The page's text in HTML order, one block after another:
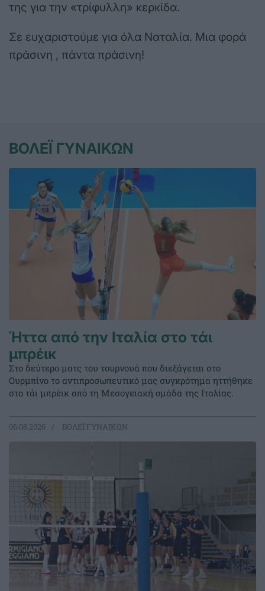
της για την «τρίφυλλη» κερκίδα.
Σε ευχαριστούμε για όλα Ναταλία. Μια φορά
πράσινη , πάντα πράσινη!
ΒΟΛΕΪ ΓΥΝΑΙΚΩΝ
Ήττα από την Ιταλία στο τάι
μπρέικ
Στο δεύτερο ματς του τουρνουά που διεξάγεται στο
Ουρμπίνο το αντιπροσωπευτικό μας συγκρότημα ηττήθηκε
στο τάι μπρέικ από τη Μεσογειακή ομάδα της Ιταλίας.
06.08.2026 ΒΟΛΕΪ ΓΥΝΑΙΚΩΝ